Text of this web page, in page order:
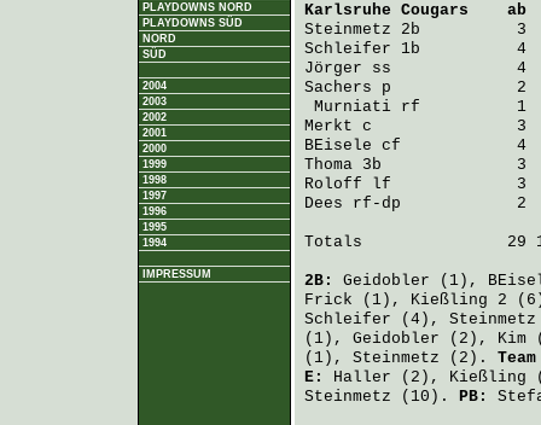
PLAYDOWNS NORD
PLAYDOWNS SÜD
NORD
SÜD
2004
2003
2002
2001
2000
1999
1998
1997
1996
1995
1994
IMPRESSUM
Karlsruhe Cougars
ab
Steinmetz
Schleifer
Jörger
Sachers p             2
Murniati
Merkt
BEisele
Thoma
Roloff
Dees rf-dp            2
Totals               29
2B: Geidobler (1),
Frick (1), Kießling 2
Schleifer (4), Steinmetz
(1), Geidobler (2), Kim
(1), Steinmetz (2).
E: Haller (2), Kießling
Steinmetz (10). PB: